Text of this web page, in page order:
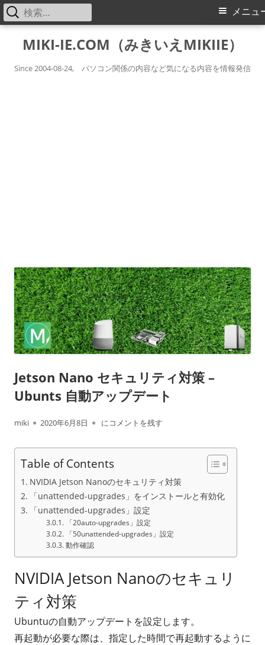
MIKI-IE.COM（みきいえMIKIIE）
Since 2004-08-24, パソコン関係の内容など気になる内容を情報発信
メ
メニュ
検
索:
Jetson Nano セキュリティ対策 –
Ubunts 自動アップデート
作
miki
公
日
2020年6月8日 Jetson Nano セキュリティ対策 – Ubunts 自動
にコメントを残す
Table of Contents
NVIDIA Jetson Nanoのセキュリティ対策
「unattended-upgrades」をインストールと有効化
「unattended-upgrades」設定
「20auto-upgrades」設定
「50unattended-upgrades」設定
動作確認
NVIDIA Jetson Nanoのセキュリ
ティ対策
Ubuntuの自動アップデートを設定します。
再起動が必要な際は、指定した時間で再起動するように